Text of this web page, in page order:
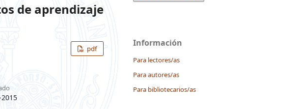
de aprendizaje
pdf
Información
Para lectores/as
Para autores/as
Para bibliotecarios/as